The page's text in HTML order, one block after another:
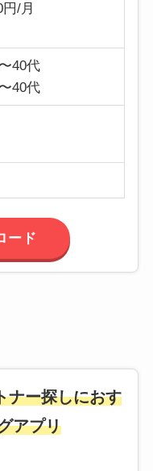
/月
40代
40代
ード
ナー探しにおす
アプリ